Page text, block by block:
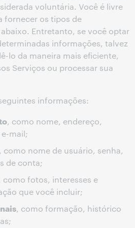
voluntária. Você é livre
fornecer os tipos de
Entretanto, se você optar
informações, talvez
lo da maneira mais eficiente,
Serviços ou processar sua
informações:
, como nome, endereço,
mail;
, como nome de usuário, senha,
de conta;
, como fotos, interesses e
que você incluir;
, como formação, histórico